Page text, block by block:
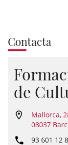
Contacta
de
Mallorca,
08037
93 601 12